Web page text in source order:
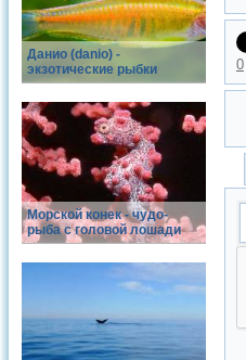
Данио (danio) -
экзотические рыбки
Морской конек - чудо-
рыба с головой лошади
0